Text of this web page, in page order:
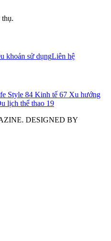
khoản sử dụngLiên hệ
Style 84 Kinh tế 67 Xu hướng
lịch thể thao 19
DESIGNED BY